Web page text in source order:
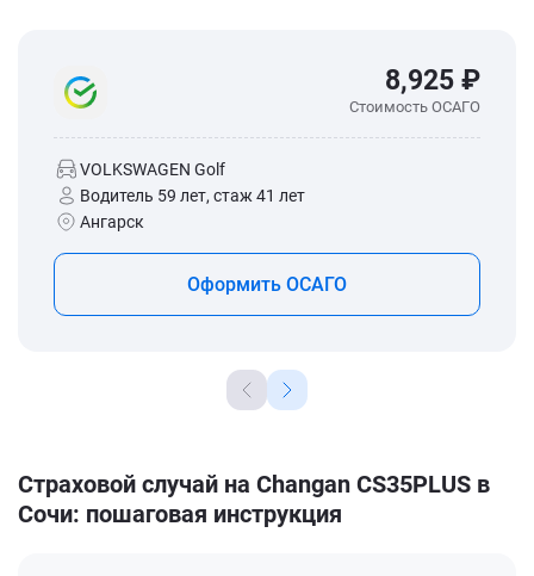
8,925 ₽
Стоимость ОСАГО
VOLKSWAGEN Golf
Водитель 59 лет, стаж 41 лет
Ангарск
Оформить ОСАГО
Страховой случай на Changan CS35PLUS в
Сочи: пошаговая инструкция